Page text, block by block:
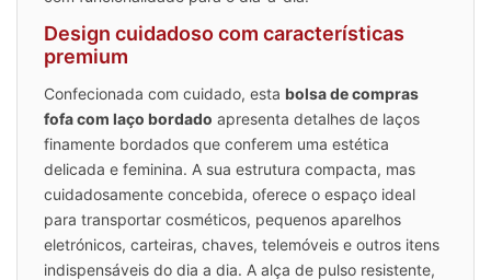
Design cuidadoso com características
premium
Confecionada com cuidado, esta bolsa de compras
fofa com laço bordado apresenta detalhes de laços
finamente bordados que conferem uma estética
delicada e feminina. A sua estrutura compacta, mas
cuidadosamente concebida, oferece o espaço ideal
para transportar cosméticos, pequenos aparelhos
eletrónicos, carteiras, chaves, telemóveis e outros itens
indispensáveis do dia a dia. A alça de pulso resistente,